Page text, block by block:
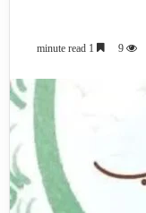
9